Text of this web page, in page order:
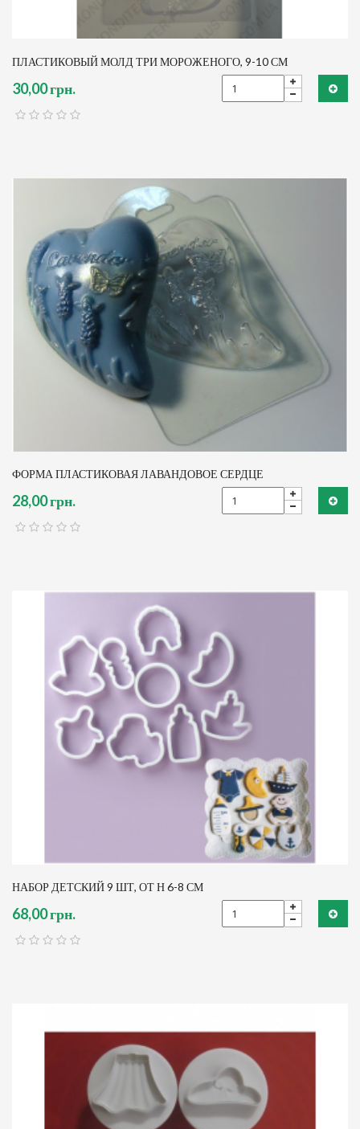
ПЛАСТИКОВЫЙ МОЛД ТРИ МОРОЖЕНОГО, 9-10 СМ
30,00 грн.
ФОРМА ПЛАСТИКОВАЯ ЛАВАНДОВОЕ СЕРДЦЕ
28,00 грн.
НАБОР ДЕТСКИЙ 9 ШТ, ОТ Н 6-8 СМ
68,00 грн.